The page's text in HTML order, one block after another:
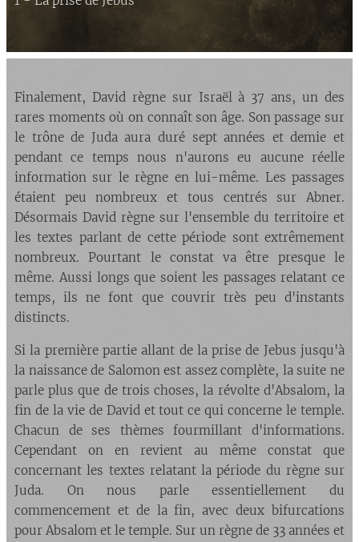
Finalement, David règne sur Israël à 37 ans, un des
rares moments où on connaît son âge. Son passage sur
le trône de Juda aura duré sept années et demie et
pendant ce temps nous n'aurons eu aucune réelle
information sur le règne en lui-même. Les passages
étaient peu nombreux et tous centrés sur Abner.
Désormais David règne sur l'ensemble du territoire et
les textes parlant de cette période sont extrêmement
nombreux. Pourtant le constat va être presque le
même. Aussi longs que soient les passages relatant ce
temps, ils ne font que couvrir très peu d'instants
distincts.
Si la première partie allant de la prise de Jebus jusqu'à
la naissance de Salomon est assez complète, la suite ne
parle plus que de trois choses, la révolte d'Absalom, la
fin de la vie de David et tout ce qui concerne le temple.
Chacun de ses thèmes fourmillant d'informations.
Cependant on en revient au même constat que
concernant les textes relatant la période du règne sur
Juda. On nous parle essentiellement du
commencement et de la fin, avec deux bifurcations
pour Absalom et le temple. Sur un règne de 33 années et